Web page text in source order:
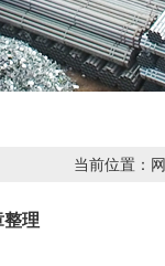
当前位置：
理